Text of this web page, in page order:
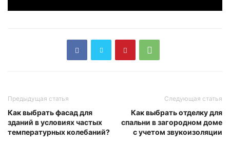
Предыдущая статья
Как выбрать фасад для
зданий в условиях частых
температурных колебаний?
Следующая статья
Как выбрать отделку для
спальни в загородном доме
с учетом звукоизоляции